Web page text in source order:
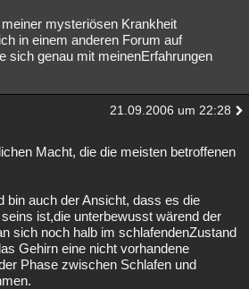
mysteriösen Krankheit
in einem anderen Forum auf
sich genau mit meinenErfahrungen
21.09.2006 um 22:28
Macht, die die meisten betroffenen
bin auch der Ansicht, dass es die
ist,die unterbewusst wärend der
sich noch halb im schlafendenZustand
Gehirn eine nicht vorhandene
Phase zwischen Schlafen und